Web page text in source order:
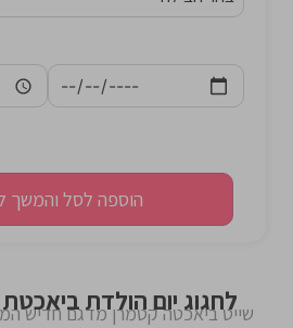
הוספה לסל והמשך
לחגוג יום הולדת
שייט ביאכטה קטמרן מדגם חדיש